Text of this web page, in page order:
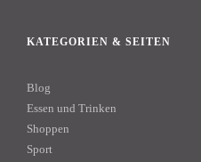
KATEGORIEN & SEITEN
Blog
Essen und Trinken
Shoppen
Sport